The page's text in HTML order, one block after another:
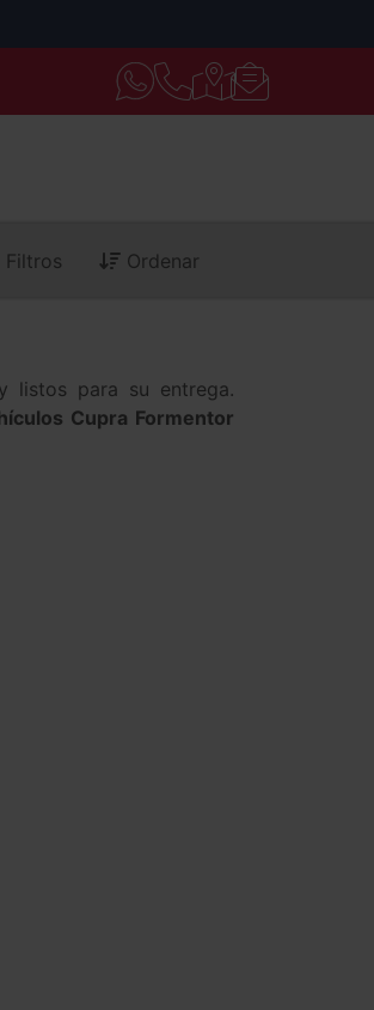
Filtros Ordenar
listos para su entrega.
Cupra Formentor